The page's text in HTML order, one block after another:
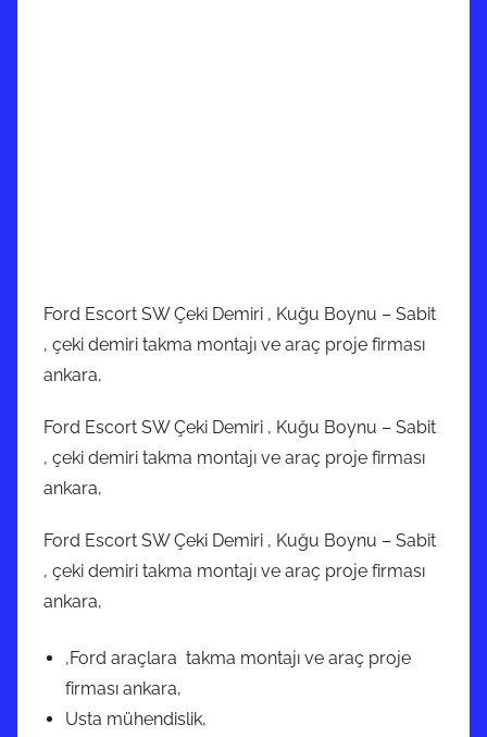
Ford Escort SW Çeki Demiri , Kuğu Boynu – Sabit
, çeki demiri takma montajı ve araç proje firması
ankara,
Ford Escort SW Çeki Demiri , Kuğu Boynu – Sabit
, çeki demiri takma montajı ve araç proje firması
ankara,
Ford Escort SW Çeki Demiri , Kuğu Boynu – Sabit
, çeki demiri takma montajı ve araç proje firması
ankara,
,Ford araçlara takma montajı ve araç proje
firması ankara,
Usta mühendislik,